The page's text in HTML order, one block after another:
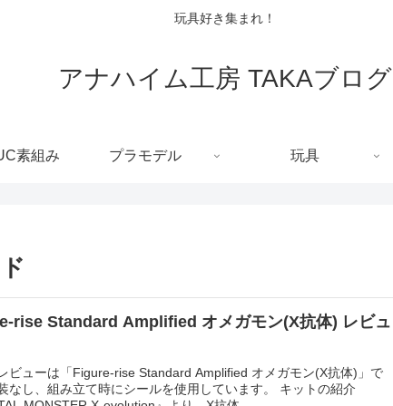
玩具好き集まれ！
アナハイム工房 TAKAブログ
素組み プラモデル 玩具
rise Standard Amplified オメガモン(X抗体) レビュ
ビューは「Figure-rise Standard Amplified オメガモン(X抗体)」で
なし、組み立て時にシールを使用しています。 キットの紹介